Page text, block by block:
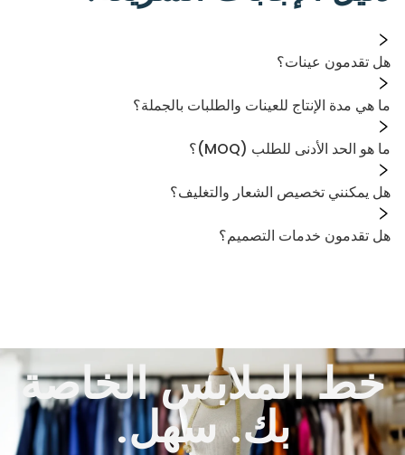
هل تقدمون عينات؟
ما هي مدة الإنتاج للعينات والطلبات بالجملة؟
ما هو الحد الأدنى للطلب (MOQ)؟
هل يمكنني تخصيص الشعار والتغليف؟
هل تقدمون خدمات التصميم؟
خط الملابس الخاصة
بك. سهل.